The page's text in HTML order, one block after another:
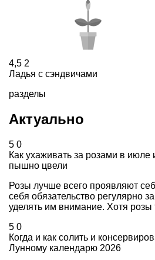
4,5 2
Ладья с сэндвичами
разделы
Актуально
5 0
Как ухаживать за розами в июле
пышно цвели
Розы лучше всего проявляют
себя обязательство регулярно
уделять им внимание. Хотя розы
5 0
Когда и как солить и
Лунному календарю 2026